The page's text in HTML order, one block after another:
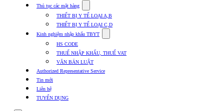
Thủ tục các mặt hàng
submenu
for
Thủ
tục
mặt
hàng
THIẾT BỊ Y TẾ LOẠI A,B
THIẾT BỊ Y TẾ LOẠI C,D
Kinh nghiệm nhập khẩu TBYT
submenu
Kinh
HS CODE
THUẾ NHẬP KHẨU, THUẾ VAT
VĂN BẢN LUẬT
Authorized Representative Service
Tin mới
Liên hệ
TUYỂN DỤNG